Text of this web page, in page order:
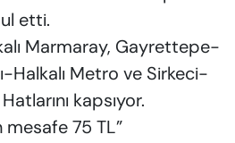
etti.
Marmaray, Gayrettepe-
Halkalı Metro ve Sirkeci-
kapsıyor.
mesafe 75 TL”